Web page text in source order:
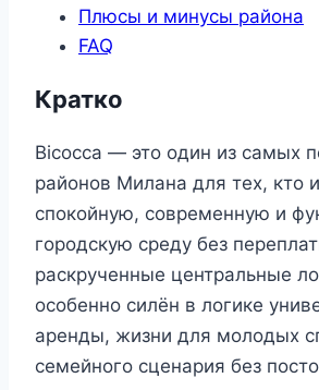
Плюсы и минусы района
FAQ
Кратко
Bicocca — это один из самых
районов Милана для тех, кто
спокойную, современную и
городскую среду без
раскрученные центральные
особенно силён в логике
аренды, жизни для молодых
семейного сценария без